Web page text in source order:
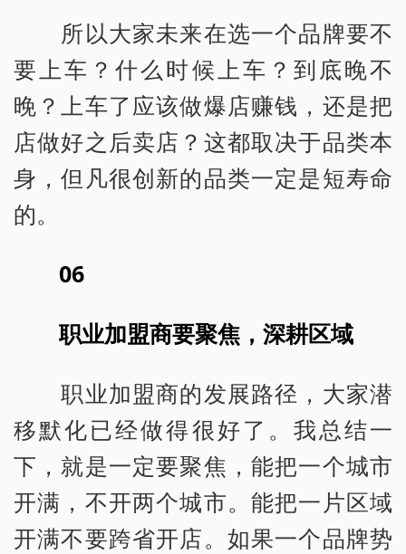
所以大家未来在选一个品牌要不
要上车？什么时候上车？到底晚不
晚？上车了应该做爆店赚钱，还是把
店做好之后卖店？这都取决于品类本
身，但凡很创新的品类一定是短寿命
的。
06
职业加盟商要聚焦，深耕区域
职业加盟商的发展路径，大家潜
移默化已经做得很好了。我总结一
下，就是一定要聚焦，能把一个城市
开满，不开两个城市。能把一片区域
开满不要跨省开店。如果一个品牌势